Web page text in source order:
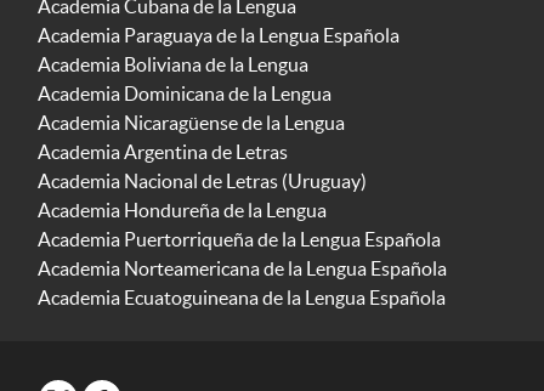
Academia Cubana de la Lengua
Academia Paraguaya de la Lengua Española
Academia Boliviana de la Lengua
Academia Dominicana de la Lengua
Academia Nicaragüense de la Lengua
Academia Argentina de Letras
Academia Nacional de Letras (Uruguay)
Academia Hondureña de la Lengua
Academia Puertorriqueña de la Lengua Española
Academia Norteamericana de la Lengua Española
Academia Ecuatoguineana de la Lengua Española